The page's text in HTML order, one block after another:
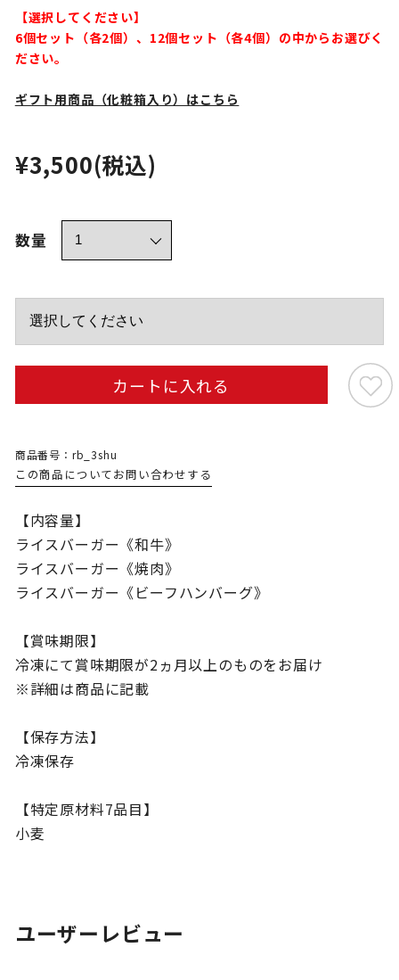
【選択してください】
6個セット（各2個）、12個セット（各4個）の中からお選びく
ださい。
ギフト用商品（化粧箱入り）はこちら
¥3,500(税込)
数量
カートに入れる
商品番号：rb_3shu
この商品についてお問い合わせする
【内容量】
ライスバーガー《和牛》
ライスバーガー《焼肉》
ライスバーガー《ビーフハンバーグ》
【賞味期限】
冷凍にて賞味期限が2ヵ月以上のものをお届け
※詳細は商品に記載
【保存方法】
冷凍保存
【特定原材料7品目】
小麦
ユーザーレビュー